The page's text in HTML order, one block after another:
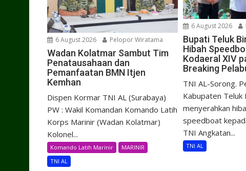
6 August 2026 Pelopor Wiratama
Wadan Kolatmar Sambut Tim
Penatausahaan dan
Pemanfaatan BMN Itjen
Kemhan
Dispen Kormar TNI AL (Surabaya)
PW : Wakil Komandan Komando Latih
Korps Marinir (Wadan Kolatmar)
Kolonel...
Komando Latih Marinir
MARINIR
TNI AL
6 August 2026
Bupati Teluk
Hibah
Kodaeral XIV
Breaking
TNI AL-Sorong.
Kabupaten Teluk
menyerahkan
speedboat
TNI Angkatan...
TNI AL